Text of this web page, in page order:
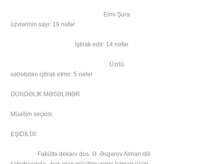
Elmi Şura
üzvlərinin sayı: 19 nəfər
İştirak edir: 14 nəfər
Üzrlü
səbəbdən iştirak etmir: 5 nəfər
GÜNDƏLİK MƏSƏLƏIƏR
Müəllim seçkisi.
EŞİDİLDİ:
Fakültə dekanı dos. Ə. Əsgərov Alman dili